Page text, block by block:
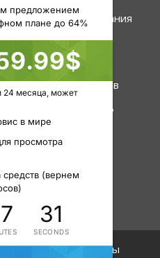
предложением
плане до 64%
24 месяца, может
в мире
просмотра
средств (вернем
31
SECONDS
Правила пользования
Инструменты
Статус серверов
Узнать свой IP
Все права защищены